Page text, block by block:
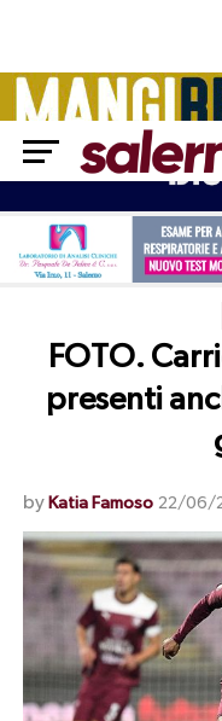
FOTO.
presenti
by Katia Famoso 22/06/